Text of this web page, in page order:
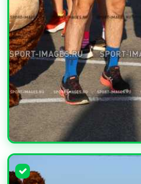
УВЕЛИЧИТЬ